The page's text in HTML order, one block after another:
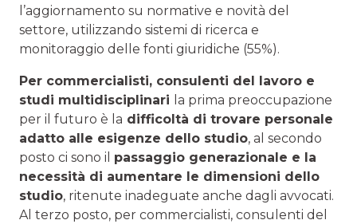
l’aggiornamento su normative e novità del
settore, utilizzando sistemi di ricerca e
monitoraggio delle fonti giuridiche (55%).
Per commercialisti, consulenti del lavoro e
studi multidisciplinari la prima preoccupazione
per il futuro è la difficoltà di trovare personale
adatto alle esigenze dello studio, al secondo
posto ci sono il passaggio generazionale e la
necessità di aumentare le dimensioni dello
studio, ritenute inadeguate anche dagli avvocati.
Al terzo posto, per commercialisti, consulenti del